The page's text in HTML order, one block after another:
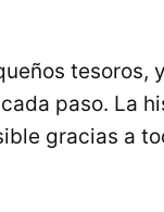
tesoros,
paso. La
gracias a